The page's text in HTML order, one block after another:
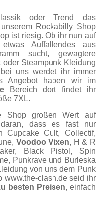
oder Trend das
Rockabilly Shop
ist riesig. Ob ihr nun auf
Auffallendes aus
sucht, gewagtere
Steampunk Kleidung
uns werdet ihr immer
Angebot haben wir im
Bereich dort findet ihr
7XL.
Shop großen Wert auf
dass es fast nur
Cupcake Cult, Collectif,
Voodoo Vixen, H & R
Black Pistol, Spin
Punkrave und Burleska
von uns dem Punk
www.the-clash.de seid ihr
besten Preisen, einfach